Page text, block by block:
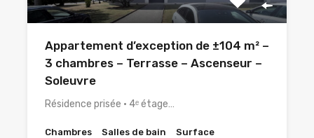
Appartement d’exception de ±104 m² –
3 chambres – Terrasse – Ascenseur –
Soleuvre
Résidence prisée • 4ᵉ étage…
Chambres Salles de bain Surface